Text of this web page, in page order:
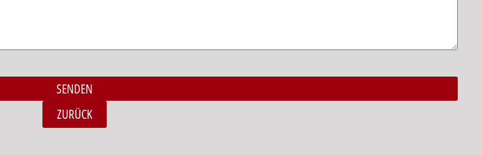
SENDEN
ZURÜCK